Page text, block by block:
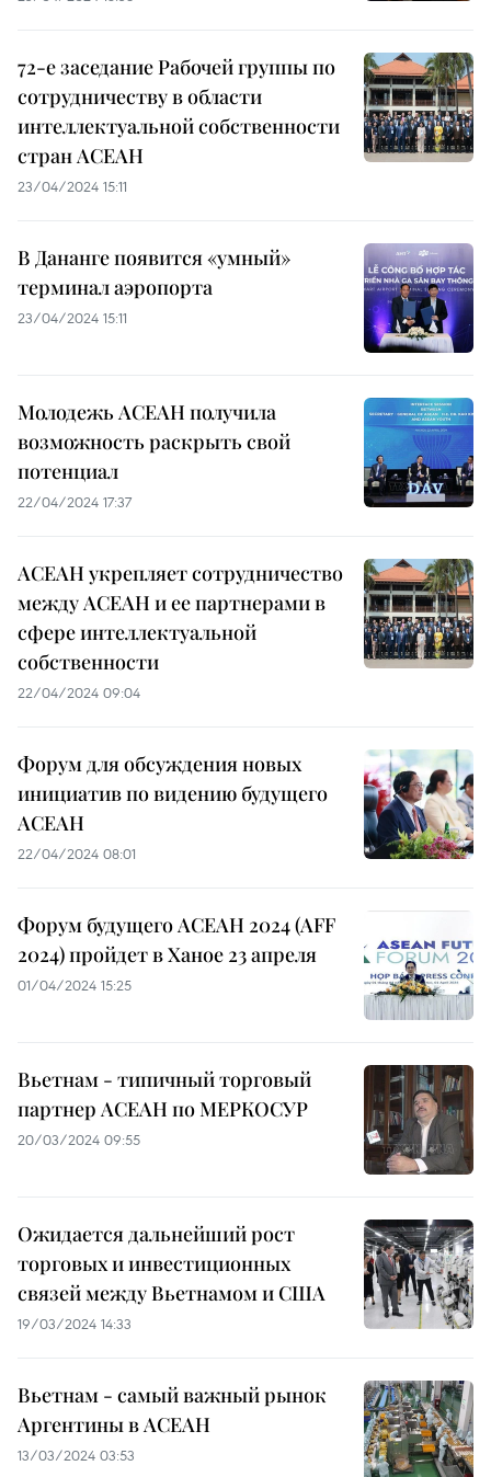
72-е заседание Рабочей группы по
сотрудничеству в области
интеллектуальной собственности
стран АСЕАН
23/04/2024 15:11
В Дананге появится «умный»
терминал аэропорта
23/04/2024 15:11
Молодежь АСЕАН получила
возможность раскрыть свой
потенциал
22/04/2024 17:37
АСЕАН укрепляет сотрудничество
между АСЕАН и ее партнерами в
сфере интеллектуальной
собственности
22/04/2024 09:04
Форум для обсуждения новых
инициатив по видению будущего
АСЕАН
22/04/2024 08:01
Форум будущего АСЕАН 2024 (AFF
2024) пройдет в Ханое 23 апреля
01/04/2024 15:25
Вьетнам - типичный торговый
партнер АСЕАН по МЕРКОСУР
20/03/2024 09:55
Ожидается дальнейший рост
торговых и инвестиционных
связей между Вьетнамом и США
19/03/2024 14:33
Вьетнам - самый важный рынок
Аргентины в АСЕАН
13/03/2024 03:53